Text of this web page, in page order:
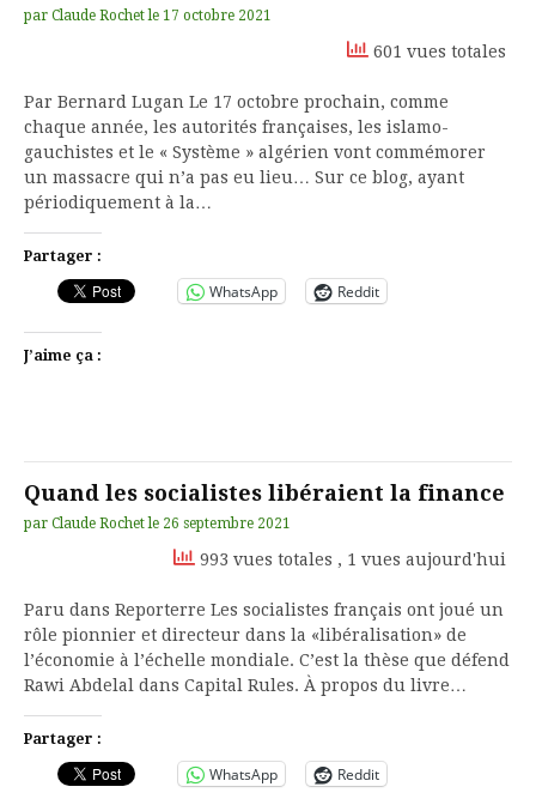
par Claude Rochet le 17 octobre 2021
601 vues totales
Par Bernard Lugan Le 17 octobre prochain, comme
chaque année, les autorités françaises, les islamo-
gauchistes et le « Système » algérien vont commémorer
un massacre qui n’a pas eu lieu… Sur ce blog, ayant
périodiquement à la…
Partager :
WhatsApp Reddit
J’aime ça :
Quand les socialistes libéraient la finance
par Claude Rochet le 26 septembre 2021
993 vues totales , 1 vues aujourd'hui
Paru dans Reporterre Les socialistes français ont joué un
rôle pionnier et directeur dans la «libéralisation» de
l’économie à l’échelle mondiale. C’est la thèse que défend
Rawi Abdelal dans Capital Rules. À propos du livre…
Partager :
WhatsApp Reddit